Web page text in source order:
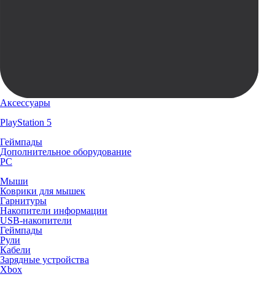
Аксессуары
PlayStation 5
Геймпады
Дополнительное оборудование
PC
Мыши
Коврики для мышек
Гарнитуры
Накопители информации
USB-накопители
Геймпады
Рули
Кабели
Зарядные устройства
Xbox